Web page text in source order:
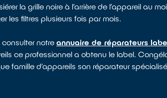
la grille noire à l’arrière de l’appareil au
les filtres plusieurs fois par mois.
consulter notreannuaire de réparateurs
ce professionnel a obtenu le label.
famille d’appareils son réparateur